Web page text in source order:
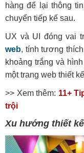
hàng để lại thông
chuyển tiếp kế sau.
UX và UI đóng vai
web, tính tương
khoảng trắng và
một trang web thiết
>> Xem thêm: 11+
trội
Xu hướng thiết